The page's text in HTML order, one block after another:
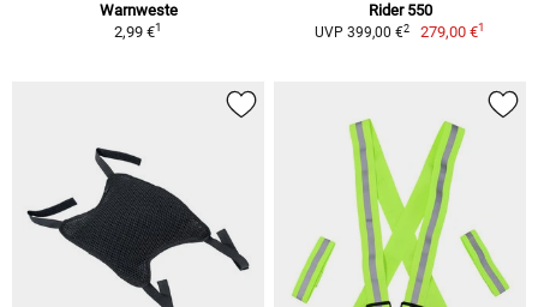
Warnweste
2,99 €1
Rider 550
UVP 399,00 €2 279,00 €1